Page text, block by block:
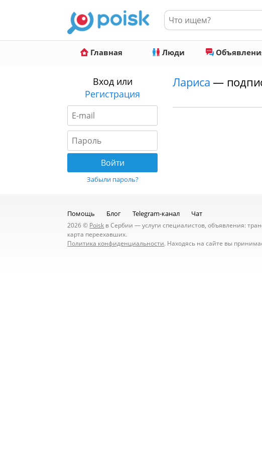
Главная Люди
Вход или
Регистрация
Забыли пароль?
Лариса —
Помощь Блог Telegram-канал Чат
2026 © Poisk в Сербии — услуги специалистов, объявления:
карта переехавших.
Политика конфиденциальности. Находясь на сайте вы